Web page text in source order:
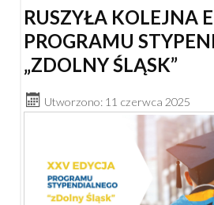
RUSZYŁA KOLEJNA
PROGRAMU
„ZDOLNY ŚLĄSK”
Utworzono: 11 czerwca 2025